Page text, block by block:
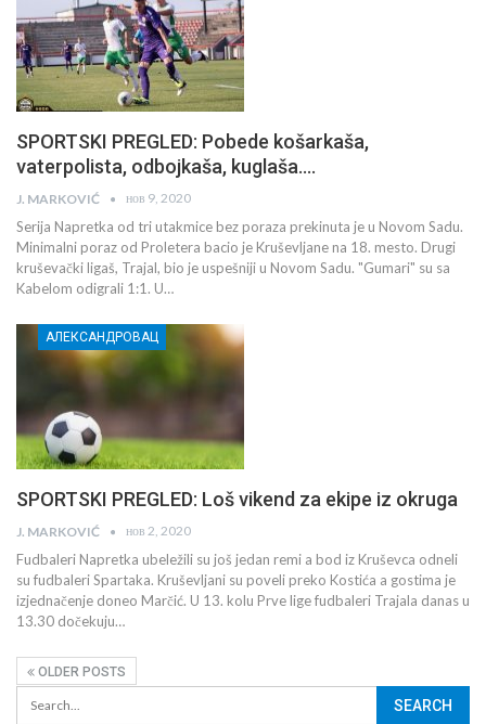
SPORTSKI PREGLED: Pobede košarkaša,
vaterpolista, odbojkaša, kuglaša….
J. MARKOVIĆ нов 9, 2020
Serija Napretka od tri utakmice bez poraza prekinuta je u Novom Sadu.
Minimalni poraz od Proletera bacio je Kruševljane na 18. mesto. Drugi
kruševački ligaš, Trajal, bio je uspešniji u Novom Sadu. "Gumari" su sa
Kabelom odigrali 1:1. U…
АЛЕКСАНДРОВАЦ
SPORTSKI PREGLED: Loš vikend za ekipe iz okruga
J. MARKOVIĆ нов 2, 2020
Fudbaleri Napretka ubeležili su još jedan remi a bod iz Kruševca odneli
su fudbaleri Spartaka. Kruševljani su poveli preko Kostića a gostima je
izjednačenje doneo Marčić. U 13. kolu Prve lige fudbaleri Trajala danas u
13.30 dočekuju…
OLDER POSTS